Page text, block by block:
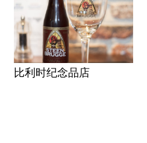
比利时纪念品店